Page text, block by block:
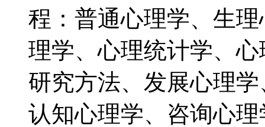
程：普通心理学、生
理学、心理统计学、
研究方法、发展心理
认知心理学、咨询心